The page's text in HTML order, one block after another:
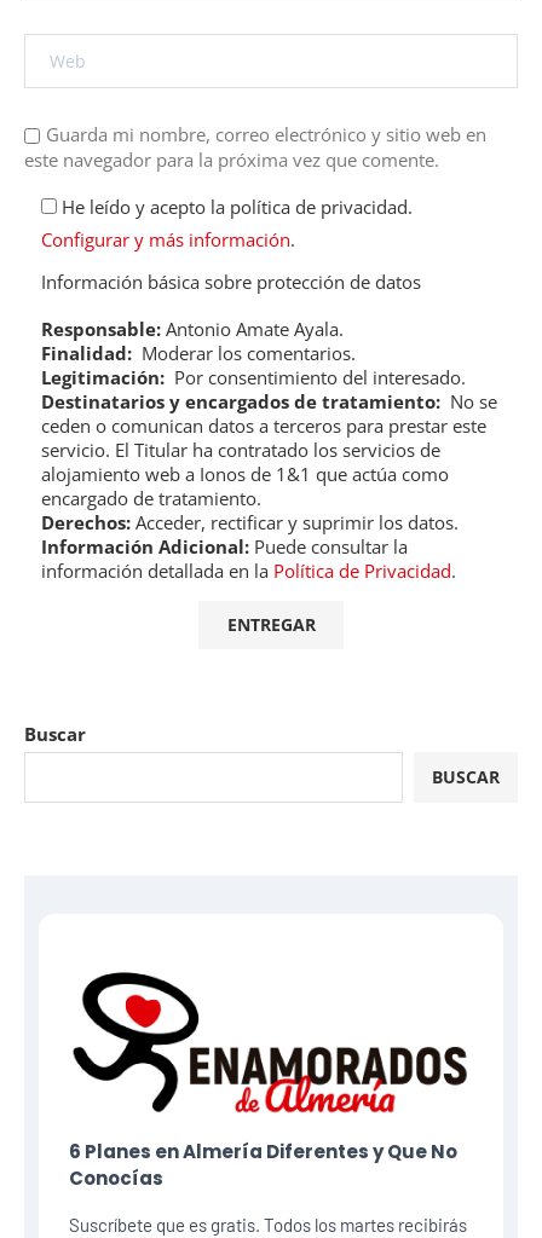
Guarda mi nombre, correo electrónico y sitio web en
este navegador para la próxima vez que comente.
He leído y acepto la política de privacidad.
Configurar y más información.
Información básica sobre protección de datos
Responsable: Antonio Amate Ayala.
Finalidad: Moderar los comentarios.
Legitimación: Por consentimiento del interesado.
Destinatarios y encargados de tratamiento: No se
ceden o comunican datos a terceros para prestar este
servicio. El Titular ha contratado los servicios de
alojamiento web a Ionos de 1&1 que actúa como
encargado de tratamiento.
Derechos: Acceder, rectificar y suprimir los datos.
Información Adicional: Puede consultar la
información detallada en la Política de Privacidad.
Buscar
BUSCAR
6 Planes​ en Almería Diferentes y Que No
Conocías
Suscríbete que es gratis. Todos los martes recibirás